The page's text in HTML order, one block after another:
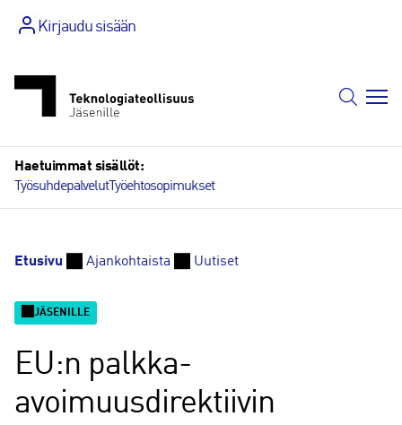
sisältöönKirjaudu sisään
Haetuimmat sisällöt:
TyösuhdepalvelutTyöehtosopimukset
Etusivu Ajankohtaista Uutiset
JÄSENILLE
EU:n palkka-
avoimuusdirektiivin